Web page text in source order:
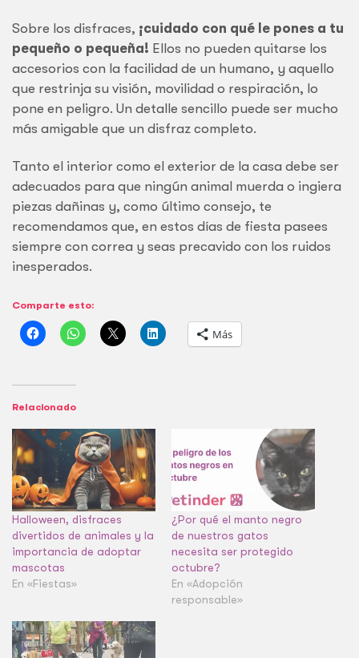
Sobre los disfraces, ¡cuidado con qué le pones a tu
pequeño o pequeña! Ellos no pueden quitarse los
accesorios con la facilidad de un humano, y aquello
que restrinja su visión, movilidad o respiración, lo
pone en peligro. Un detalle sencillo puede ser mucho
más amigable que un disfraz completo.
Tanto el interior como el exterior de la casa debe ser
adecuados para que ningún animal muerda o ingiera
piezas dañinas y, como último consejo, te
recomendamos que, en estos días de fiesta pasees
siempre con correa y seas precavido con los ruidos
inesperados.
Comparte esto:
Más
Relacionado
Halloween, disfraces
divertidos de animales y la
importancia de adoptar
mascotas
En «Fiestas»
¿Por qué el manto negro
de nuestros gatos
necesita ser protegido
octubre?
En «Adopción
responsable»